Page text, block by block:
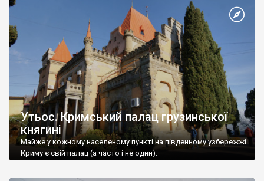
Утьос. Кримський палац грузинської
княгині
Майже у кожному населеному пункті на південному узбережжі
Криму є свій палац (а часто і не один).